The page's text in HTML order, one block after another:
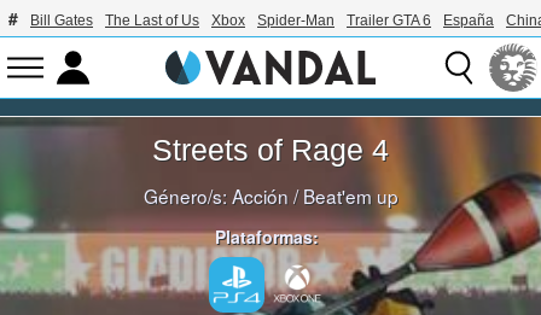
Bill Gates The Last of Us Xbox Spider-Man Trailer GTA 6 España
Streets of Rage 4
Género/s:Acción/Beat'em up
Plataformas: